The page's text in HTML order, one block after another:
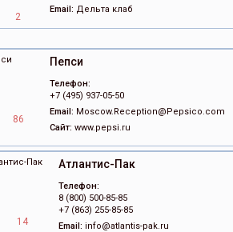
2
Email: Дельта клаб
86
Пепси
Телефон:
+7 (495) 937-05-50
Email: Moscow.Reception@Pepsico.com
Сайт: www.pepsi.ru
14
Атлантис-Пак
Телефон:
8 (800) 500-85-85
+7 (863) 255-85-85
Email: info@atlantis-pak.ru